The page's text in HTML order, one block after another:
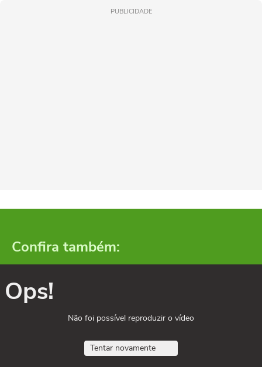
PUBLICIDADE
Confira também:
Ops!
Não foi possível reproduzir o vídeo
Tentar novamente